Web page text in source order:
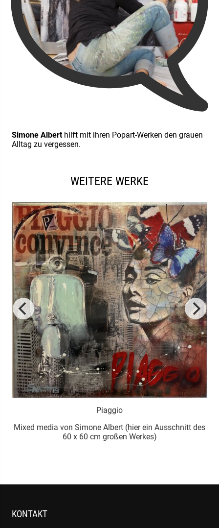
Simone Alberthilft mit ihren Popart-Werken den grauen
Alltag zu vergessen.
WEITERE WERKE
Piaggio
Mixed media von Simone Albert (hier ein Ausschnitt des
60 x 60 cm großen Werkes)
KONTAKT